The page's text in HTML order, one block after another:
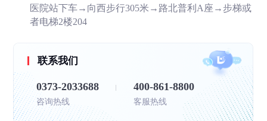
医院站下车→向西步行305米→路北普利A座→步梯或
者电梯2楼204
联系我们
0373-2033688
咨询热线
400-861-8800
客服热线